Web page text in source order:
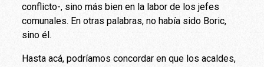
conflicto-, sino más bien en la labor de los jefes
comunales. En otras palabras, no había sido Boric,
sino él.
Hasta acá, podríamos concordar en que los acaldes,